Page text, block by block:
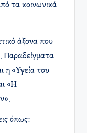
τα κοινωνικά
άξονα που
Παραδείγματα
η «Υγεία του
«Η
όπως: